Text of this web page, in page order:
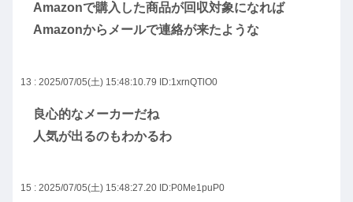
Amazonで購入した商品が回収対象になれば
Amazonからメールで連絡が来たような
13 : 2025/07/05(土) 15:48:10.79 ID:1xrnQTlO0
良心的なメーカーだね
人気が出るのもわかるわ
15 : 2025/07/05(土) 15:48:27.20 ID:P0Me1puP0